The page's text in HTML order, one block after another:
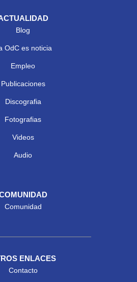
Blog
OdC es noticia
Empleo
Publicaciones
Discografia
Fotografias
Videos
Audio
Comunidad
ENLACES
Contacto